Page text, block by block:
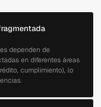
dependen de
en diferentes áreas
cumplimiento), lo